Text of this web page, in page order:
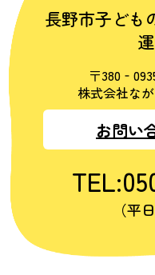
長野市子ども
〒
株式会社な
お問い
（平